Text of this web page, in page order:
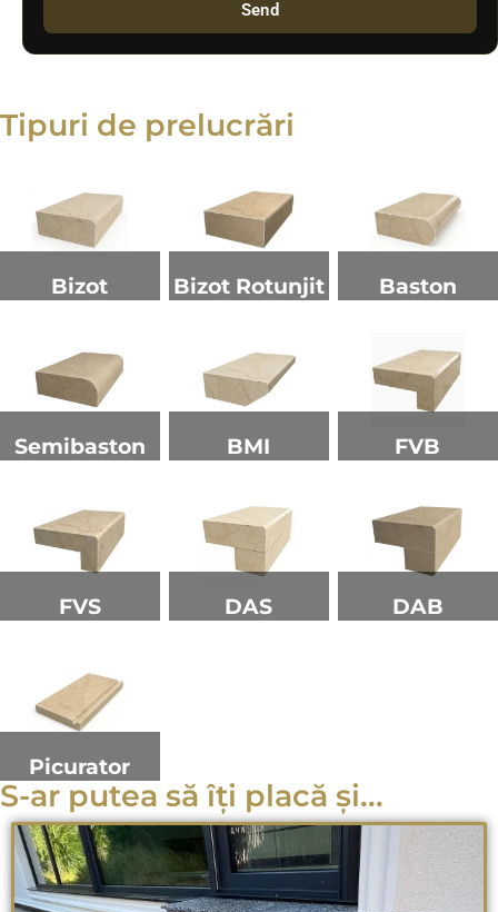
Send
Tipuri de prelucrări
Bizot Bizot Rotunjit Baston
Semibaston BMI FVB
FVS DAS DAB
Picurator
S-ar putea să îți placă și...